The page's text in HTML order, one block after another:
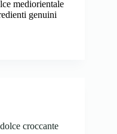
mediorientale
genuini
croccante